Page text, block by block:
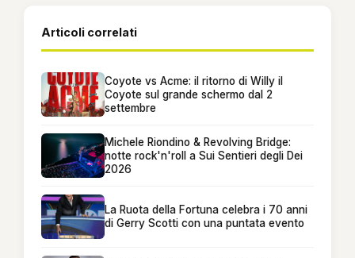
Articoli correlati
Coyote vs Acme: il ritorno di Willy il
Coyote sul grande schermo dal 2
settembre
Michele Riondino & Revolving Bridge:
notte rock'n'roll a Sui Sentieri degli Dei
2026
La Ruota della Fortuna celebra i 70 anni
di Gerry Scotti con una puntata evento